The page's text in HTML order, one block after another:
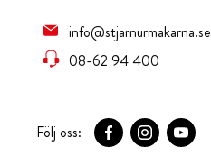
info@stjarnurmakarna.se
08-62 94 400
Följ oss: